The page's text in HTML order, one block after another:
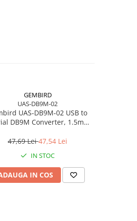
GEMBIRD
UAS-DB9M-02
UAS‑DB9M‑02 USB to
DB9M Converter, 1.5m,
47,69 Lei47,54 Lei
IN STOC
IN COS